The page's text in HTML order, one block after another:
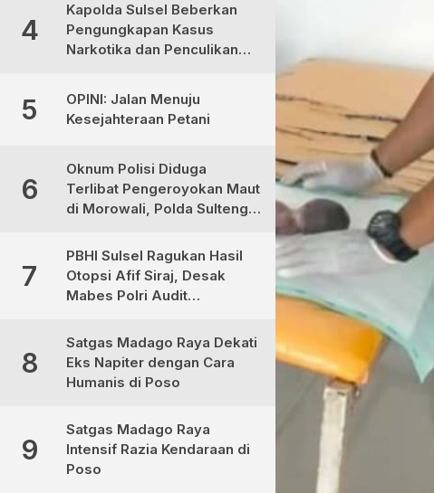
4
Kapolda Sulsel Beberkan
Pengungkapan Kasus
Narkotika dan Penculikan
5
OPINI: Jalan Menuju
Kesejahteraan Petani
6
Oknum Polisi Diduga
Terlibat Pengeroyokan Maut
di Morowali, Polda Sulteng
7
PBHI Sulsel Ragukan Hasil
Otopsi Afif Siraj, Desak
Mabes Polri Audit
8
Satgas Madago Raya Dekati
Eks Napiter dengan Cara
Humanis di Poso
9
Satgas Madago Raya
Intensif Razia Kendaraan di
Poso